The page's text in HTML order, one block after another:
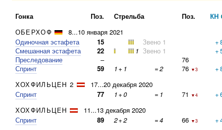
Гонка Поз. Стрельба Поз.
КН
ОБЕРХОФ
8...10 января 2021
Одиночная эстафета
15 Звено 1 +
Смешанная эстафета
22 1 Звено 1 +
Преследование
–
76
Спринт
59 1+ 1 =2 76 ▼3 +
ХОХФИЛЬЦЕН 2
17...20 декабря 2020
Спринт
77 1+0 = 1 71 ▼4 +
ХОХФИЛЬЦЕН
11...13 декабря 2020
Спринт
89 2+2 =4 66 ▼3 +